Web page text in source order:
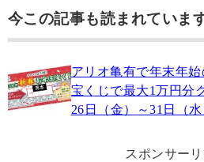
今この記事も読まれていま
アリオ亀有で年末年
宝くじで最大1万円分
26日（金）～31日（
スポンサーリ